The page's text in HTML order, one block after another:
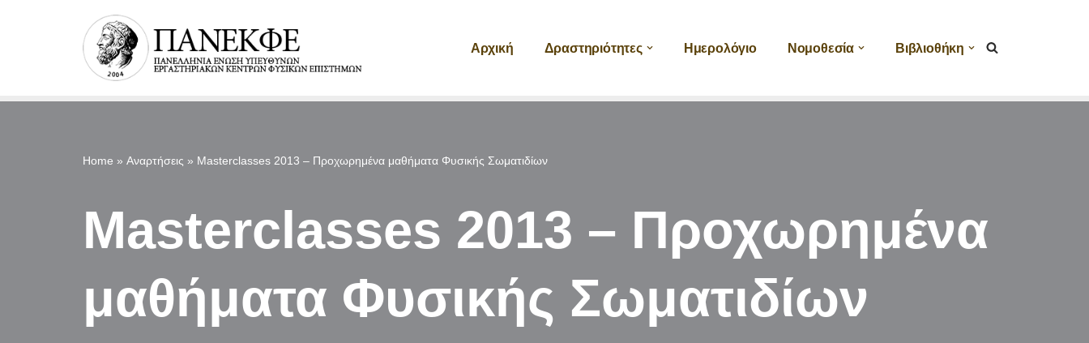
Μεταπηδήστε
Αρχική Δραστηριότητες Ημερολόγιο Νομοθεσία Βιβλιοθήκη
Home » Αναρτήσεις » Masterclasses 2013 – Προχωρημένα μαθήματα Φυσικής Σωματιδίων
Masterclasses 2013 – Προχωρημένα
μαθήματα Φυσικής Σωματιδίων